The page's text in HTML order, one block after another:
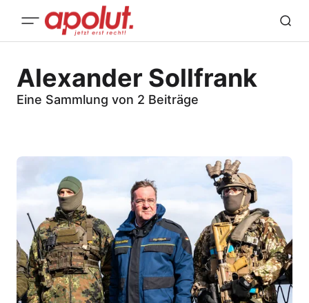
Alexander Sollfrank
Eine Sammlung von 2 Beiträge